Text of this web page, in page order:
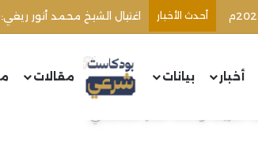
أحدث الأخبار
أخبار بيانات مقالات